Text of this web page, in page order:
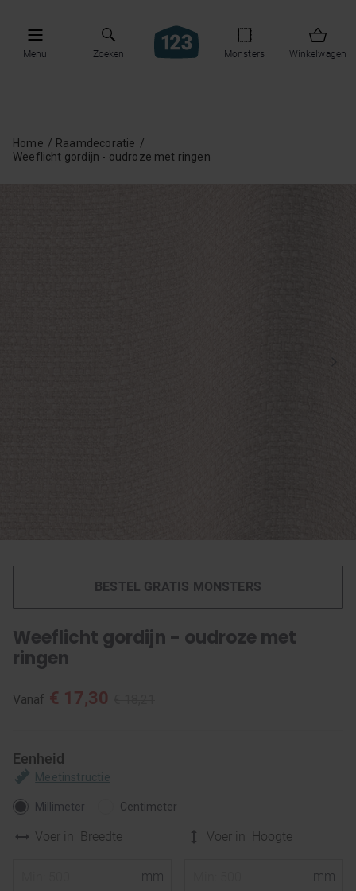
Menu Zoeken Monsters Winkelwagen
Home
Raamdecoratie
Weeflicht gordijn - oudroze met ringen
BESTEL GRATIS MONSTERS
Weeflicht gordijn - oudroze met
ringen
Vanaf € 17,30
Eenheid
Meetinstructie
Millimeter Centimeter
Voer in Breedte Voer in Hoogte